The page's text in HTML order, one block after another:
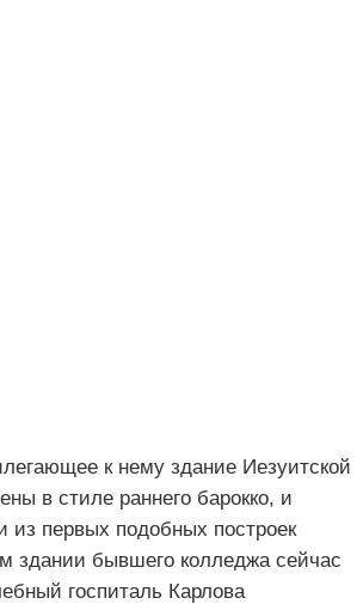
к нему здание Иезуитской
в стиле раннего барокко, и
из первых подобных построек
здании бывшего колледжа сейчас
госпиталь Карлова